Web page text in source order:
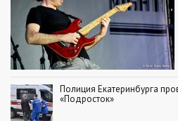
Полиция Екатеринбурга
«Подросток»